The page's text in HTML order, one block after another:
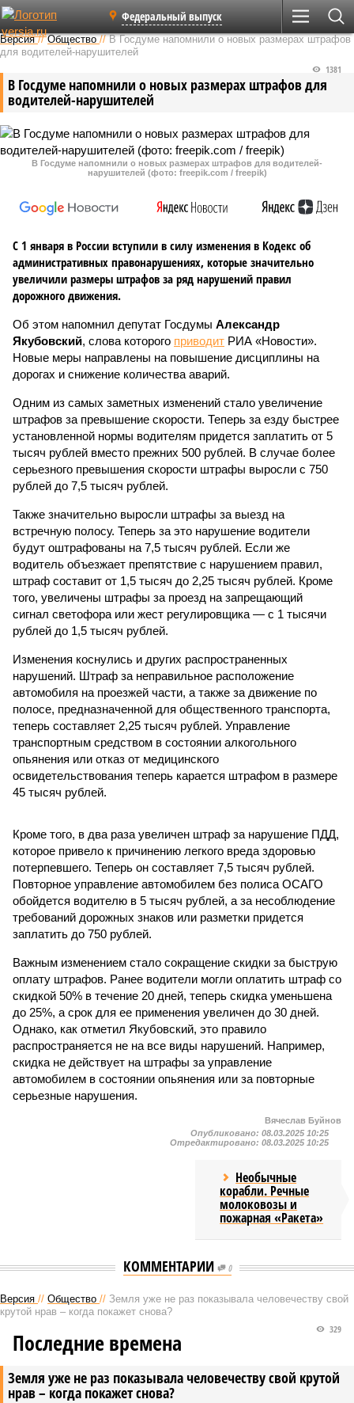
Федеральный выпуск
Версия //Общество //В Госдуме напомнили о новых размерах штрафов
для водителей-нарушителей
В Госдуме напомнили о новых размерах штрафов для
водителей-нарушителей
1381
В Госдуме напомнили о новых размерах штрафов для водителей-
нарушителей (фото: freepik.com / freepik)
С 1 января в России вступили в силу изменения в Кодекс об
административных правонарушениях, которые значительно
увеличили размеры штрафов за ряд нарушений правил
дорожного движения.
Об этом напомнил депутат Госдумы Александр
Якубовский, слова которого приводит РИА «Новости».
Новые меры направлены на повышение дисциплины на
дорогах и снижение количества аварий.
Одним из самых заметных изменений стало увеличение
штрафов за превышение скорости. Теперь за езду быстрее
установленной нормы водителям придется заплатить от 5
тысяч рублей вместо прежних 500 рублей. В случае более
серьезного превышения скорости штрафы выросли с 750
рублей до 7,5 тысяч рублей.
Также значительно выросли штрафы за выезд на
встречную полосу. Теперь за это нарушение водители
будут оштрафованы на 7,5 тысяч рублей. Если же
водитель объезжает препятствие с нарушением правил,
штраф составит от 1,5 тысяч до 2,25 тысяч рублей. Кроме
того, увеличены штрафы за проезд на запрещающий
сигнал светофора или жест регулировщика — с 1 тысячи
рублей до 1,5 тысяч рублей.
Изменения коснулись и других распространенных
нарушений. Штраф за неправильное расположение
автомобиля на проезжей части, а также за движение по
полосе, предназначенной для общественного транспорта,
теперь составляет 2,25 тысяч рублей. Управление
транспортным средством в состоянии алкогольного
опьянения или отказ от медицинского
освидетельствования теперь карается штрафом в размере
45 тысяч рублей.
Кроме того, в два раза увеличен штраф за нарушение ПДД,
которое привело к причинению легкого вреда здоровью
потерпевшего. Теперь он составляет 7,5 тысяч рублей.
Повторное управление автомобилем без полиса ОСАГО
обойдется водителю в 5 тысяч рублей, а за несоблюдение
требований дорожных знаков или разметки придется
заплатить до 750 рублей.
Важным изменением стало сокращение скидки за быструю
оплату штрафов. Ранее водители могли оплатить штраф со
скидкой 50% в течение 20 дней, теперь скидка уменьшена
до 25%, а срок для ее применения увеличен до 30 дней.
Однако, как отметил Якубовский, это правило
распространяется не на все виды нарушений. Например,
скидка не действует на штрафы за управление
автомобилем в состоянии опьянения или за повторные
серьезные нарушения.
Вячеслав Буйнов
Опубликовано: 08.03.2025 10:25
Отредактировано: 08.03.2025 10:25
Необычные
корабли. Речные
молоковозы и
пожарная «Ракета»
КОММЕНТАРИИ 0
Версия // Общество // Земля уже не раз показывала человечеству свой
крутой нрав – когда покажет снова?
Земля уже не раз показывала человечеству свой крутой
нрав – когда покажет снова?
329
Последние времена